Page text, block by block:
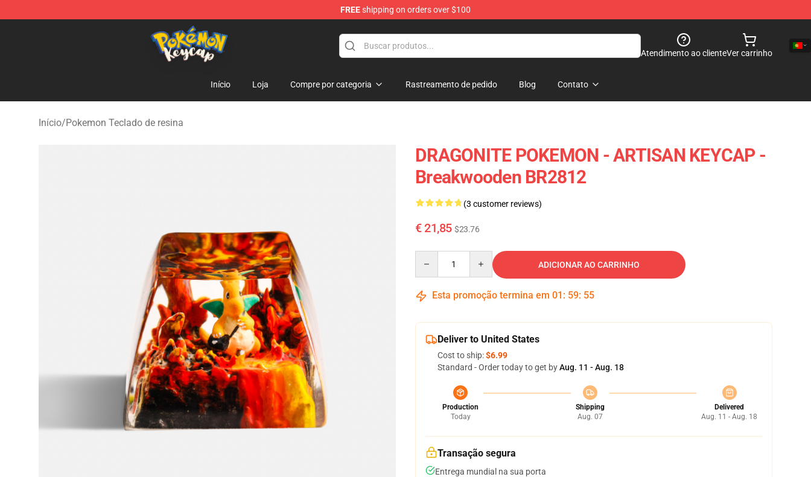
FREEshipping on orders over $100
Pokemon Keycap Shop - The Best Store of Pokemon Keycaps
Atendimento ao clienteVer carrinho
Início Loja Compre por categoria Rastreamento de pedido Blog Contato
Início/Pokemon Teclado de resina
DRAGONITE POKEMON - ARTISAN KEYCAP -
Breakwooden BR2812
(3 customer reviews)
€ 21,85 $23.76
ADICIONAR AO CARRINHO
Esta promoção termina em 01 : 59: 55
Deliver to United States
Cost to ship:$6.99
Standard - Order today to get byAug. 11 - Aug. 18
Production
Today
Shipping
Aug. 07
Delivered
Aug. 11 - Aug. 18
Transação segura
Entrega mundial na sua porta